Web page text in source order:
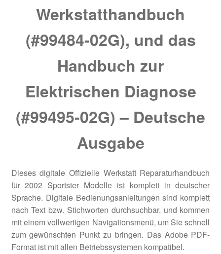
Werkstatthandbuch
(#99484-02G), und das
Handbuch zur
Elektrischen Diagnose
(#99495-02G) – Deutsche
Ausgabe
Dieses digitale Offizielle Werkstatt Reparaturhandbuch
für 2002 Sportster Modelle ist komplett in deutscher
Sprache. Digitale Bedienungsanleitungen sind komplett
nach Text bzw. Stichworten durchsuchbar, und kommen
mit einem vollwertigen Navigationsmenü, um Sie schnell
zum gewünschten Punkt zu bringen. Das Adobe PDF-
Format ist mit allen Betriebssystemen kompatibel.